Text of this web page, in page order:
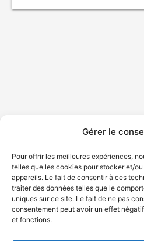
Gérer le
Pour offrir les meilleures expériences,
telles que les cookies pour stocker et/
appareils. Le fait de consentir à ces
traiter des données telles que le
uniques sur ce site. Le fait de ne pas
consentement peut avoir un effet
et fonctions.